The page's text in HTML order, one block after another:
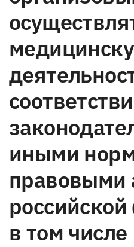
иными
правовыми
в том числе